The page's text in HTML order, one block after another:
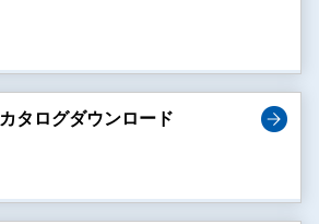
カタログダウンロード